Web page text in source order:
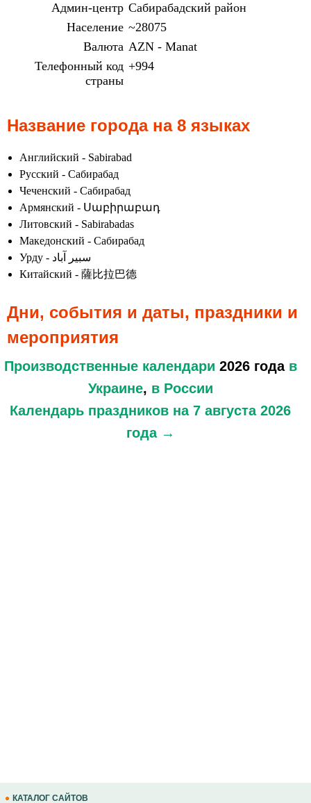
Админ-центр Сабирабадский район
Население ~28075
Валюта AZN - Manat
Телефонный код
страны
+994
Название города на 8 языках
Английский - Sabirabad
Русский - Сабирабад
Чеченский - Сабирабад
Армянский - Սաբիրաբադ
Литовский - Sabirabadas
Македонский - Сабирабад
Урду - سبیر آباد
Китайский - 薩比拉巴德
Дни, события и даты, праздники и
мероприятия
Производственные календари 2026 года в
Украине, в России
Календарь праздников на 7 августа 2026
года →
КАТАЛОГ САЙТОВ